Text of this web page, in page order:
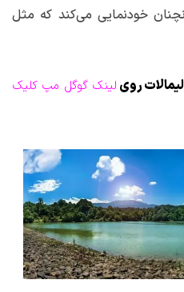
خودنمایی می‌کند که مثل
روی لینک گوگل مپ کلیک